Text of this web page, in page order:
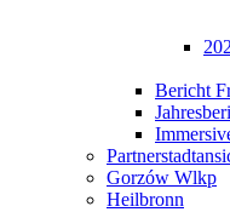
Bericht
Gorzów Wlkp
Heilbronn